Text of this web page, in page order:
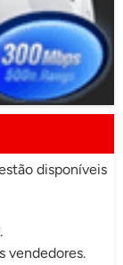
disponíveis
vendedores.